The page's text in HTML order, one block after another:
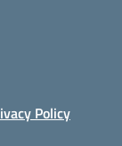
Policy